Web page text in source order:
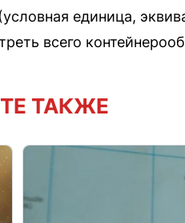
единица,
всего
ТАКЖЕ